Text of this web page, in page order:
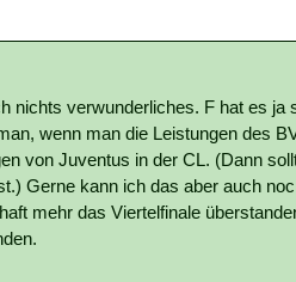
nichts verwunderliches. F hat es
wenn man die Leistungen des
von Juventus in der CL. (Dann
Gerne kann ich das aber auch
mehr das Viertelfinale